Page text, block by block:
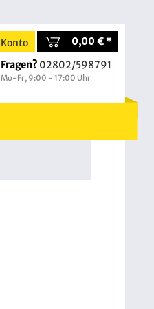
Konto
0,00 € *
Fragen? 02802/598791
Mo-Fr, 9:00 - 17:00 Uhr